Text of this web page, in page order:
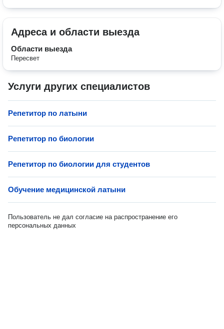
Адреса и области выезда
Области выезда
Пересвет
Услуги других специалистов
Репетитор по латыни
Репетитор по биологии
Репетитор по биологии для студентов
Обучение медицинской латыни
Пользователь не дал согласие на распространение его
персональных данных